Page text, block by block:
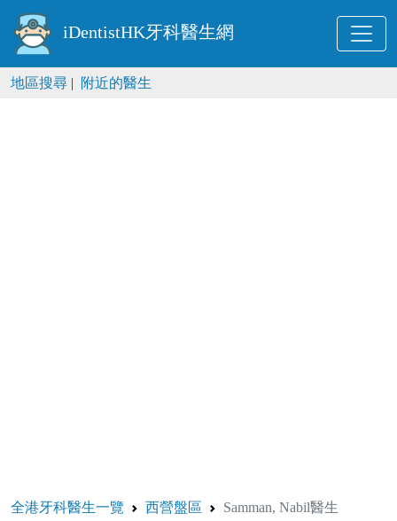
iDentistHK牙科醫生網
地區搜尋 | 附近的醫生
全港牙科醫生一覽 西營盤區 Samman, Nabil醫生